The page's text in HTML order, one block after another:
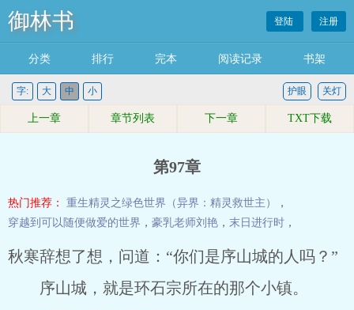
御林书 登陆 注册
分类 排行 完本 阅读记录 书架
字: 大 中 小 关灯
护眼
上一章 章节列表 下一章 TXT下载
第97章
热门推荐： 重生精灵之绿色世界（异界：精灵救世主）
，
穿越到可以随便做爱的世界 ， 豪乳老师刘艳 ， 末日进行时 ，
秋寒辞想了想，问道：“你们是序山城的人吗？”
序山城，就是环石宗所在的那个小镇。